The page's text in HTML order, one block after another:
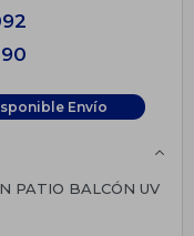
Envío
PATIO BALCÓN UV